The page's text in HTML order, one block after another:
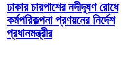
ঢাকার চারপাশের নদীদূষণ রোধে
কর্মপরিকল্পনা প্রণয়নের নির্দেশ
প্রধানমন্ত্রীর